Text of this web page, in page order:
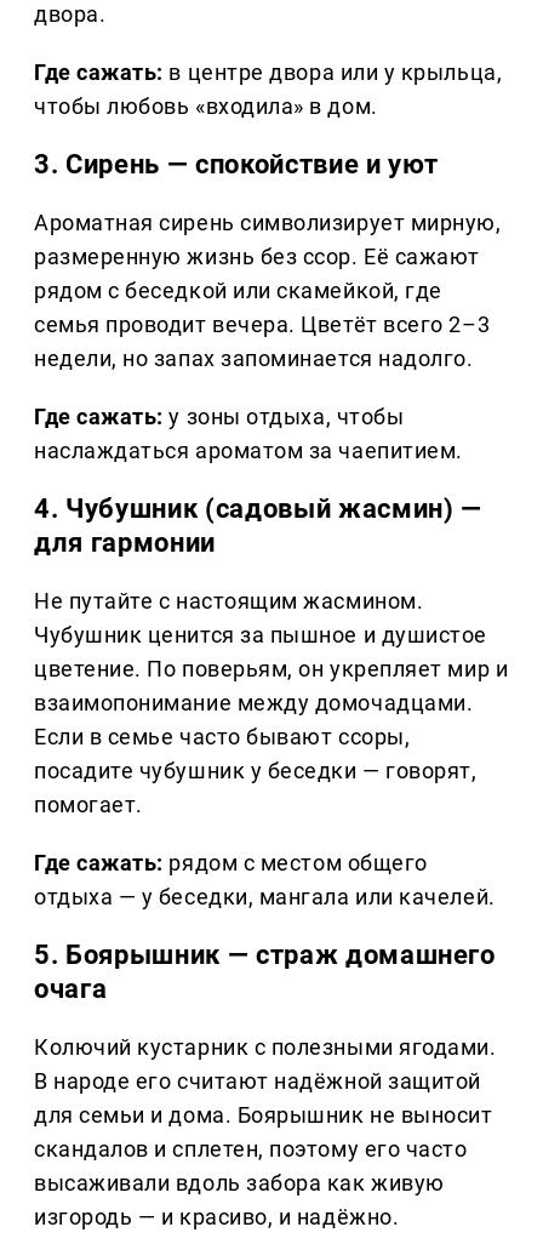
двора.
Где сажать: в центре двора или у крыльца,
чтобы любовь «входила» в дом.
3. Сирень — спокойствие и уют
Ароматная сирень символизирует мирную,
размеренную жизнь без ссор. Её сажают
рядом с беседкой или скамейкой, где
семья проводит вечера. Цветёт всего 2–3
недели, но запах запоминается надолго.
Где сажать: у зоны отдыха, чтобы
наслаждаться ароматом за чаепитием.
4. Чубушник (садовый жасмин) —
для гармонии
Не путайте с настоящим жасмином.
Чубушник ценится за пышное и душистое
цветение. По поверьям, он укрепляет мир и
взаимопонимание между домочадцами.
Если в семье часто бывают ссоры,
посадите чубушник у беседки — говорят,
помогает.
Где сажать: рядом с местом общего
отдыха — у беседки, мангала или качелей.
5. Боярышник — страж домашнего
очага
Колючий кустарник с полезными ягодами.
В народе его считают надёжной защитой
для семьи и дома. Боярышник не выносит
скандалов и сплетен, поэтому его часто
высаживали вдоль забора как живую
изгородь — и красиво, и надёжно.